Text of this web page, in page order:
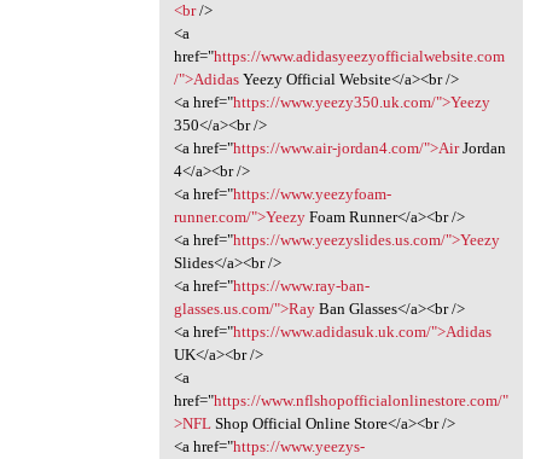
<br/>
<a
href="https://www.adidasyeezyofficialwebsite.com
/">AdidasYeezy Official Website</a><br />
<a href="https://www.yeezy350.uk.com/">Yeezy
350</a><br />
<a href="https://www.air-jordan4.com/">AirJordan
4</a><br />
<a href="https://www.yeezyfoam-
runner.com/">YeezyFoam Runner</a><br />
<a href="https://www.yeezyslides.us.com/">Yeezy
Slides</a><br />
<a href="https://www.ray-ban-
glasses.us.com/">RayBan Glasses</a><br />
<a href="https://www.adidasuk.uk.com/">Adidas
UK</a><br />
<a
href="https://www.nflshopofficialonlinestore.com/"
>NFLShop Official Online Store</a><br />
<a href="https://www.yeezys-